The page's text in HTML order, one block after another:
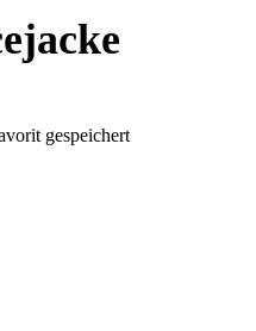
gespeichert